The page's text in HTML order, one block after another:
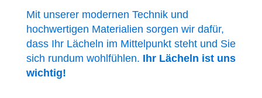
Mit unserer modernen Technik und
hochwertigen Materialien sorgen wir dafür,
dass Ihr Lächeln im Mittelpunkt steht und Sie
sich rundum wohlfühlen. Ihr Lächeln ist uns
wichtig!